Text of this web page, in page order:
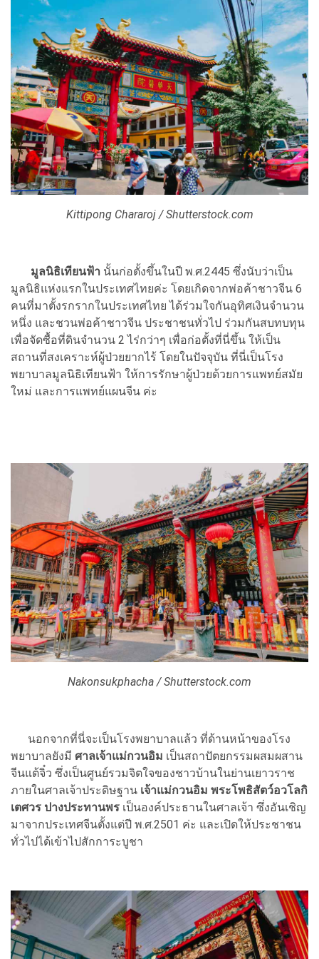
Kittipong Chararoj / Shutterstock.com
มูลนิธิเทียนฟ้า นั้นก่อตั้งขึ้นในปี พ.ศ.2445 ซึ่งนับว่าเป็น
มูลนิธิแห่งแรกในประเทศไทยค่ะ โดยเกิดจากพ่อค้าชาวจีน 6
คนที่มาตั้งรกรากในประเทศไทย ได้ร่วมใจกันอุทิศเงินจำนวน
หนึ่ง และชวนพ่อค้าชาวจีน ประชาชนทั่วไป ร่วมกันสบทบทุน
เพื่อจัดซื้อที่ดินจำนวน 2 ไร่กว่าๆ เพื่อก่อตั้งที่นี่ขึ้น ให้เป็น
สถานที่สงเคราะห์ผู้ป่วยยากไร้ โดยในปัจจุบัน ที่นี่เป็นโรง
พยาบาลมูลนิธิเทียนฟ้า ให้การรักษาผู้ป่วยด้วยการแพทย์สมัย
ใหม่ และการแพทย์แผนจีน ค่ะ
Nakonsukphacha / Shutterstock.com
นอกจากที่นี่จะเป็นโรงพยาบาลแล้ว ที่ด้านหน้าของโรง
พยาบาลยังมี ศาลเจ้าแม่กวนอิม เป็นสถาปัตยกรรมผสมผสาน
จีนแต้จิ๋ว ซึ่งเป็นศูนย์รวมจิตใจของชาวบ้านในย่านเยาวราช
ภายในศาลเจ้าประดิษฐาน เจ้าแม่กวนอิม พระโพธิสัตว์อวโลกิ
เตศวร ปางประทานพร เป็นองค์ประธานในศาลเจ้า ซึ่งอันเชิญ
มาจากประเทศจีนตั้งแต่ปี พ.ศ.2501 ค่ะ และเปิดให้ประชาชน
ทั่วไปได้เข้าไปสักการะบูชา